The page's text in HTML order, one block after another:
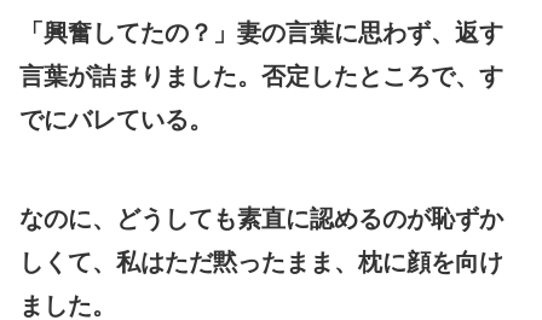
「興奮してたの？」妻の言葉に思わず、返す
言葉が詰まりました。否定したところで、す
でにバレている。
なのに、どうしても素直に認めるのが恥ずか
しくて、私はただ黙ったまま、枕に顔を向け
ました。